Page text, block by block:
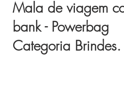
Mala de viagem
bank - Powerbag
Categoria Brindes.